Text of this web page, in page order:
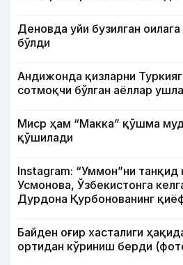
Деновда уйи бузилган
бўлди
Андижонда қизларни
сотмоқчи бўлган аёллар
Миср ҳам “Макка” қўшма
қўшилади
Instagram: “Уммон”ни танқид
Усмонова, Ўзбекистонга
Дурдона Қурбонованинг
Байден оғир хасталиги
ортидан кўриниш берди